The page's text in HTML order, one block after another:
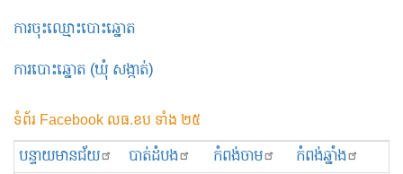
ការចុះឈ្មោះបោះឆ្នោត
ការបោះឆ្នោត (ឃុំ សង្កាត់)
ទំព័រ Facebook លធ.ខប ទាំង ២៥
បន្ទាយមានជ័យ បាត់ដំបង កំពង់ចាម
កំពង់ឆ្នាំង